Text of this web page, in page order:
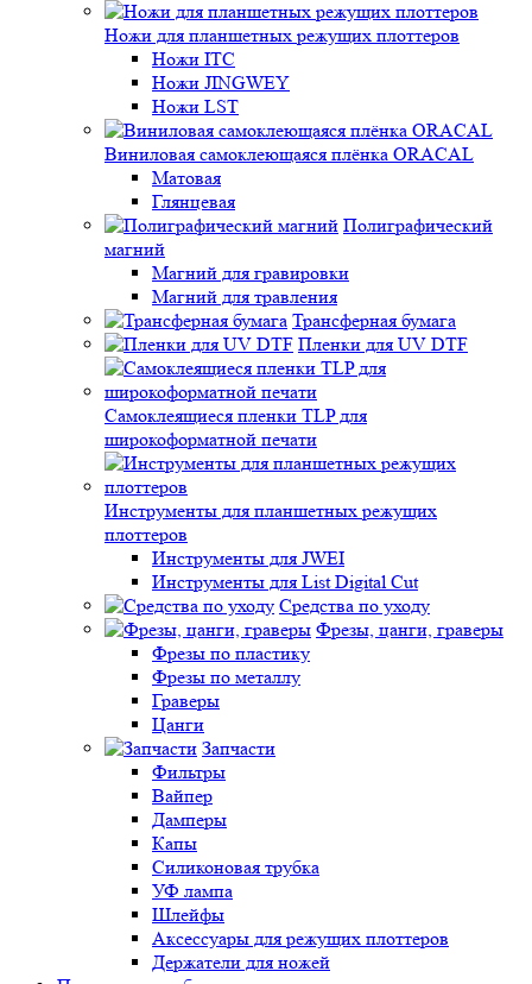
Ножи для планшетных режущих плоттеров
Ножи ITC
Ножи JINGWEY
Ножи LST
Виниловая самоклеющаяся плёнка ORACAL
Матовая
Глянцевая
Полиграфический
магний
Магний для гравировки
Магний для травления
Трансферная бумага
Пленки для UV DTF
Самоклеящиеся пленки TLP для
широкоформатной печати
Инструменты для планшетных режущих
плоттеров
Инструменты для JWEI
Инструменты для List Digital Cut
Средства по уходу
Фрезы, цанги, граверы
Фрезы по пластику
Фрезы по металлу
Граверы
Цанги
Запчасти
Фильтры
Вайпер
Дамперы
Капы
Силиконовая трубка
УФ лампа
Шлейфы
Аксессуары для режущих плоттеров
Держатели для ножей